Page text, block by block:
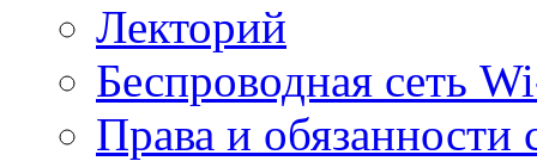
Лекторий
Беспроводная сеть
Права и обязанности